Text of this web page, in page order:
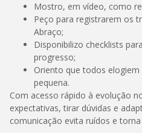
Mostro, em vídeo, como
Peço para registrarem os
Abraço;
Disponibilizo checklists
progresso;
Oriento que todos
pequena.
Com acesso rápido à evolução
expectativas, tirar dúvidas e
comunicação evita ruídos e